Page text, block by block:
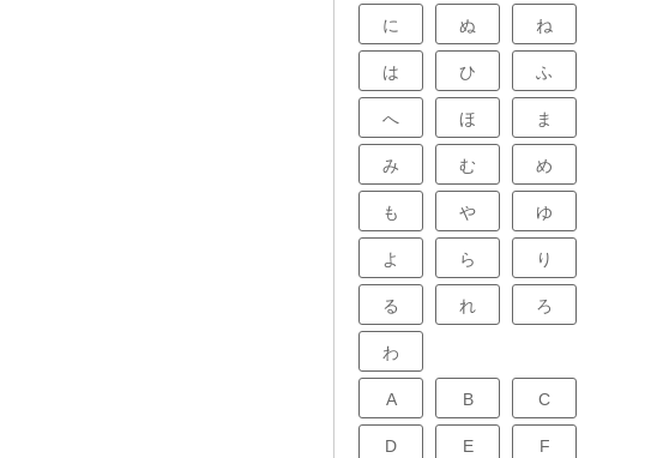
に ぬ ね
は ひ ふ
へ ほ ま
み む め
も や ゆ
よ ら り
る れ ろ
わ
A B C
D E F